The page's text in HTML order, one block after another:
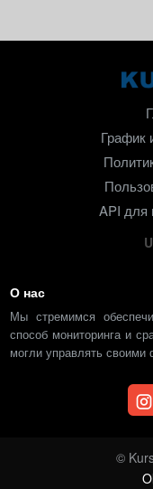
График
API для
О нас
Мы стремимся
способ мониторинга и
могли управлять
©